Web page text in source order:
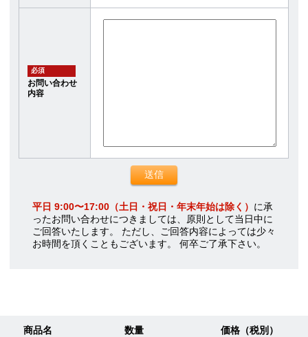
必須
お問い合わせ
内容
平日 9:00〜17:00（土日・祝日・年末年始は除く） に承
ったお問い合わせにつきましては、原則として当日中に
ご回答いたします。 ただし、ご回答内容によっては少々
お時間を頂くこともございます。 何卒ご了承下さい。
商品名 数量
価格（税別）